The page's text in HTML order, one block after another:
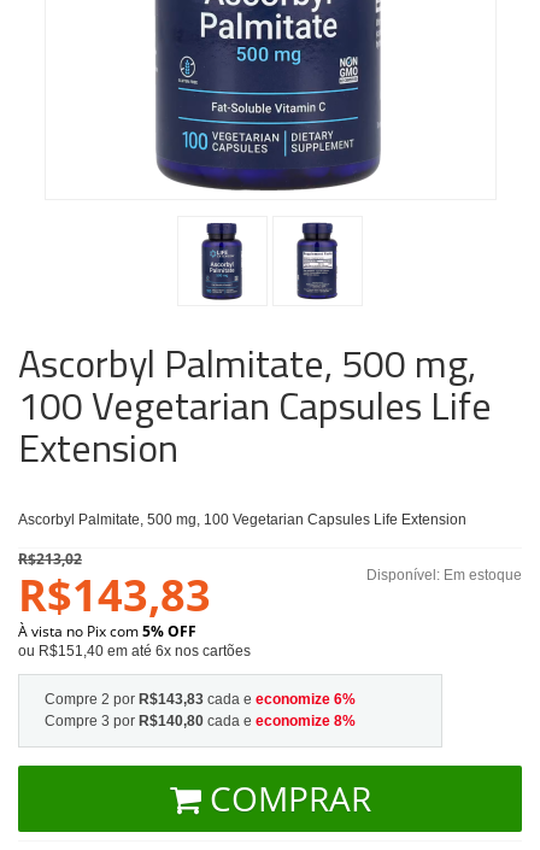
Ascorbyl Palmitate, 500 mg,
100 Vegetarian Capsules Life
Extension
Ascorbyl Palmitate, 500 mg, 100 Vegetarian Capsules Life Extension
Disponível: Em estoque
R$213,02
R$143,83
À vista no Pix com5% OFF
ou R$151,40 em até 6x nos cartões
Compre 2 por R$143,83 cada e economize 6%
Compre 3 por R$140,80 cada e economize 8%
COMPRAR